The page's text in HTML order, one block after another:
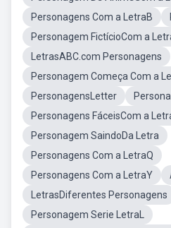
Personagens Com a LetraB
Personagem FictícioCom a
LetrasABC.com Personagens
Personagem Começa Com a
PersonagensLetter
Personagens FáceisCom a
Personagem SaindoDa Letra
Personagens Com a LetraQ
Personagens Com a LetraY
LetrasDiferentes Personagens
Personagem Serie LetraL